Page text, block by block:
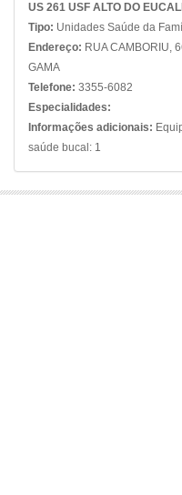
US 261 USF ALTO DO
Tipo: Unidades Saúde da
Endereço: RUA CAMBORIU,
GAMA
Telefone: 3355-6082
Especialidades:
Informações adicionais:
saúde bucal: 1